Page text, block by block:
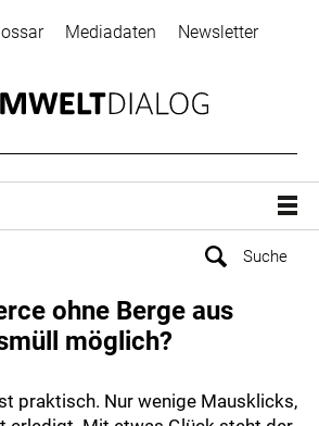
Mediadaten Newsletter
ohne Berge aus
möglich?
praktisch. Nur wenige Mausklicks,